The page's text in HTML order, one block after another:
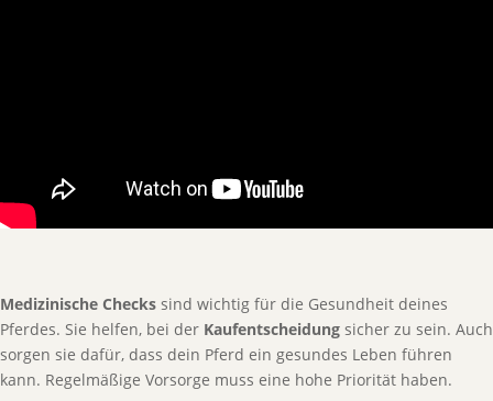
Medizinische Checks sind wichtig für die Gesundheit deines
Pferdes. Sie helfen, bei der Kaufentscheidung sicher zu sein. Auch
sorgen sie dafür, dass dein Pferd ein gesundes Leben führen
kann. Regelmäßige Vorsorge muss eine hohe Priorität haben.